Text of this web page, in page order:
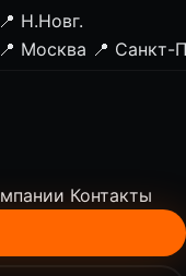
📍 Н.Новг.
📍 Москва 📍 Санкт-
Контакты